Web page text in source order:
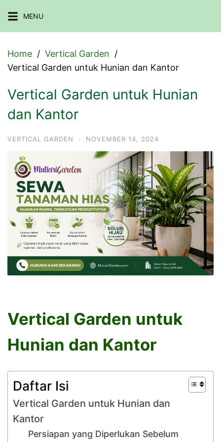
to
MENU
Home
Vertical Garden
Vertical Garden untuk Hunian dan Kantor
Vertical Garden untuk Hunian
dan Kantor
VERTICAL GARDEN · NOVEMBER 14, 2024
Vertical Garden untuk
Hunian dan Kantor
Daftar Isi
Vertical Garden untuk Hunian dan
Kantor
Persiapan yang Diperlukan Sebelum